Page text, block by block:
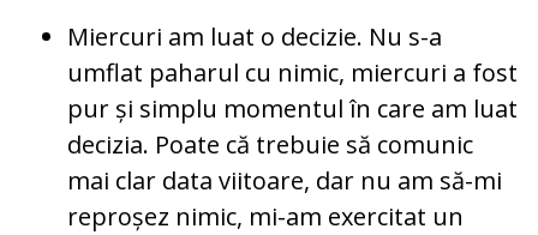
Miercuri am luat o decizie. Nu s-a
umflat paharul cu nimic, miercuri a fost
pur și simplu momentul în care am luat
decizia. Poate că trebuie să comunic
mai clar data viitoare, dar nu am să-mi
reproșez nimic, mi-am exercitat un